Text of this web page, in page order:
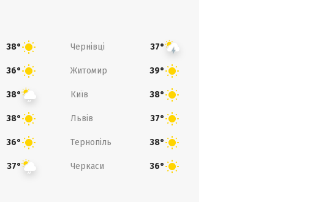
38° Чернівці 37°
36° Житомир 39°
38° Київ 38°
38° Львів 37°
36° Тернопіль 38°
37° Черкаси 36°